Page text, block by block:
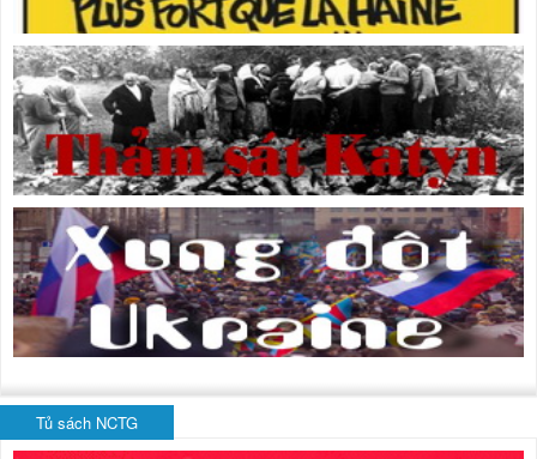
Tủ sách NCTG